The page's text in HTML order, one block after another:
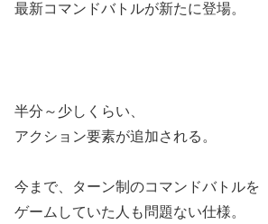
最新コマンドバトルが新たに登場。
半分～少しくらい、
アクション要素が追加される。
今まで、ターン制のコマンドバトルを
ゲームしていた人も問題ない仕様。